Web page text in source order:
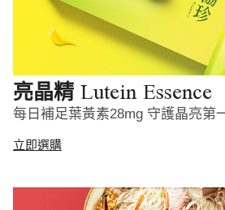
亮晶精 Lutein Essence
每日補足葉黃素28mg 守護晶亮第
立即選購